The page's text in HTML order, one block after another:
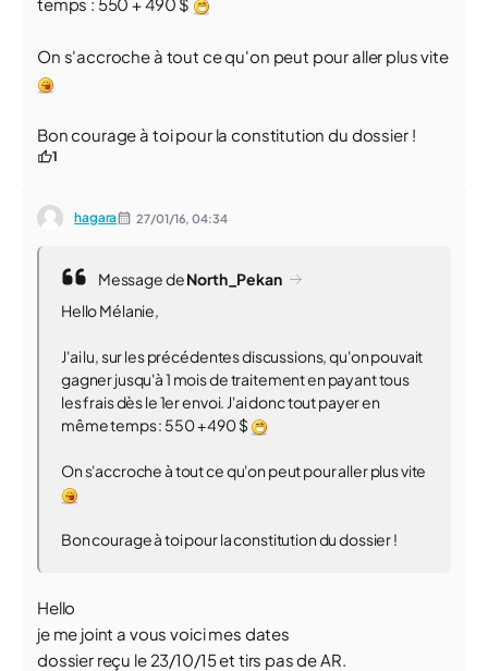
On s'accroche à tout ce qu'on peut pour aller plus vite
Bon courage à toi pour la constitution du dossier !
1
hagara 27/01/16,04:34
Message deNorth_Pekan
Hello Mélanie,
J'ai lu, sur les précédentes discussions, qu'on pouvait
gagner jusqu'à 1 mois de traitement en payant tous
les frais dès le 1er envoi. J'ai donc tout payer en
même temps : 550 + 490 $
On s'accroche à tout ce qu'on peut pour aller plus vite
Bon courage à toi pour la constitution du dossier !
Hello
je me joint a vous voici mes dates
dossier reçu le 23/10/15 et tirs pas de AR.